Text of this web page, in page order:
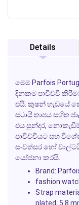
Details
මෙම Parfois
දිනකම පාවිච්චි
එයි. කුෂන් හැඩයේ
ස්ථායි තාපය සහිත
එය සුන්දර,
පාවිච්චියට සහ
සංවත්සර හෝ
යෝජනා කරයි.
Brand:
fashion
Strap
plated, 5.8